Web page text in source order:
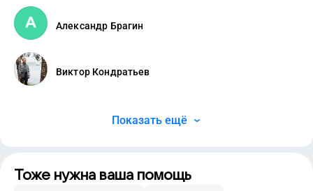
Александр Брагин
Виктор Кондратьев
Показать ещё
Тоже нужна ваша помощь